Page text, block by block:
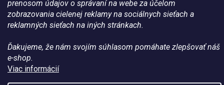
prenosom údajov o správaní na webe za účelom
zobrazovania cielenej reklamy na sociálnych sieťach a
reklamných sieťach na iných stránkach.
Ďakujeme, že nám svojím súhlasom pomáhate zlepšovať náš
e-shop.
Viac informácií
Copyright 2026 Všetko pre vaše kone - WateHorse.sk
práva vyhradené.